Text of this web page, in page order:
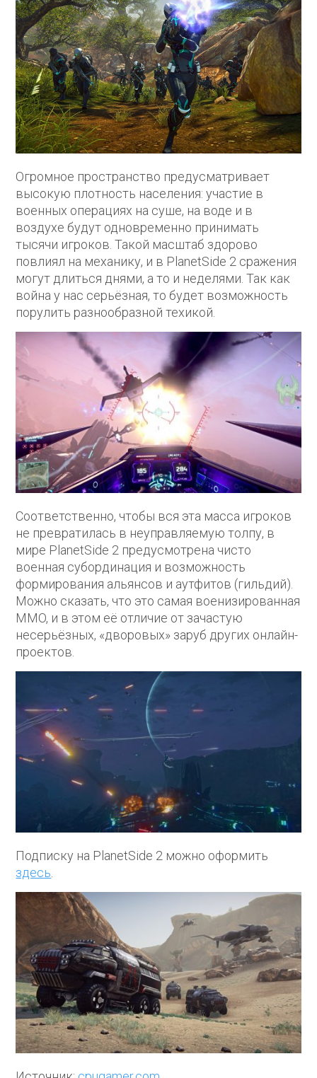
Огромное пространство предусматривает
высокую плотность населения: участие в
военных операциях на суше, на воде и в
воздухе будут одновременно принимать
тысячи игроков. Такой масштаб здорово
повлиял на механику, и в PlanetSide 2 сражения
могут длиться днями, а то и неделями. Так как
война у нас серьёзная, то будет возможность
порулить разнообразной техикой.
Соответственно, чтобы вся эта масса игроков
не превратилась в неуправляемую толпу, в
мире PlanetSide 2 предусмотрена чисто
военная субординация и возможность
формирования альянсов и аутфитов (гильдий).
Можно сказать, что это самая военизированная
MMO, и в этом её отличие от зачастую
несерьёзных, «дворовых» заруб других онлайн-
проектов.
Подписку на PlanetSide 2 можно оформить
здесь